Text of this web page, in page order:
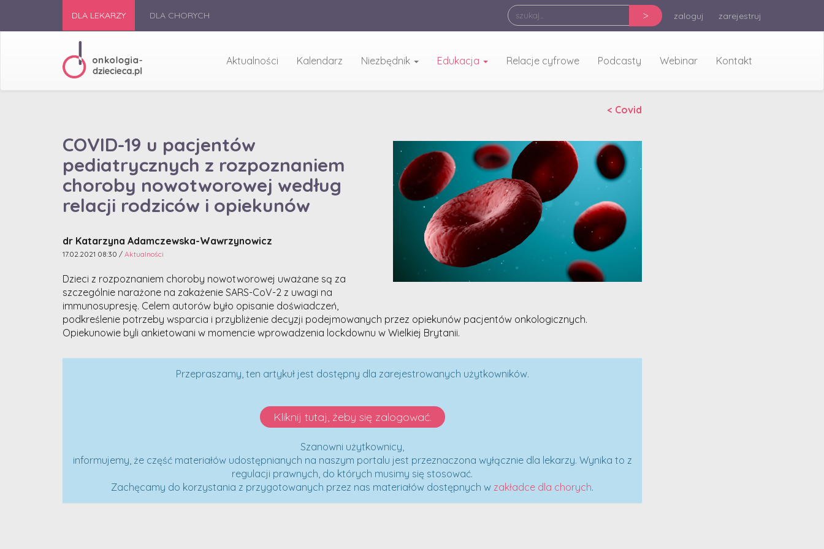
DLA LEKARZY DLA CHORYCH > zaloguj zarejestruj
Aktualności Kalendarz Niezbędnik Edukacja Relacje cyfrowe Podcasty Webinar Kontakt
< Covid
COVID-19 u pacjentów
pediatrycznych z rozpoznaniem
choroby nowotworowej według
relacji rodziców i opiekunów
dr Katarzyna Adamczewska-Wawrzynowicz
17.02.2021 08:30 / Aktualności
Dzieci z rozpoznaniem choroby nowotworowej uważane są za
szczególnie narażone na zakażenie SARS-CoV-2 z uwagi na
immunosupresję. Celem autorów było opisanie doświadczeń,
podkreślenie potrzeby wsparcia i przybliżenie decyzji podejmowanych przez opiekunów pacjentów onkologicznych.
Opiekunowie byli ankietowani w momencie wprowadzenia lockdownu w Wielkiej Brytanii.
Przepraszamy, ten artykuł jest dostępny dla zarejestrowanych użytkowników.
Kliknij tutaj, żeby się zalogować.
Szanowni użytkownicy,
informujemy, że część materiałów udostępnianych na naszym portalu jest przeznaczona wyłącznie dla lekarzy. Wynika to z
regulacji prawnych, do których musimy się stosować.
Zachęcamy do korzystania z przygotowanych przez nas materiałów dostępnych w zakładce dla chorych.